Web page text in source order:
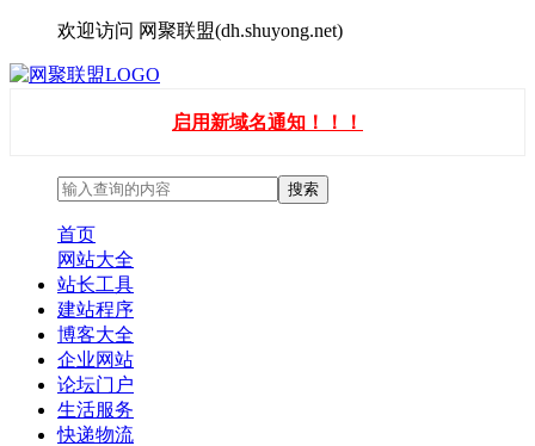
欢迎访问 网聚联盟(dh.shuyong.net)
启用新域名通知！！！
首页
网站大全
站长工具
建站程序
博客大全
企业网站
论坛门户
生活服务
快递物流